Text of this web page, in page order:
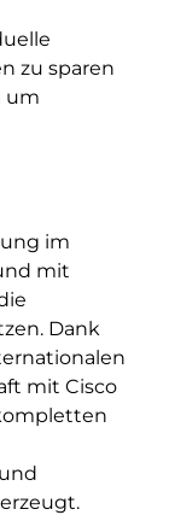
zu sparen
um
im
mit
Dank
mit Cisco